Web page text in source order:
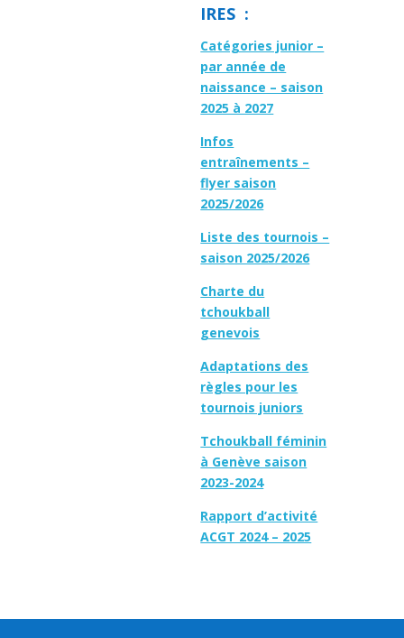
IRES :
Catégories junior –
par année de
naissance – saison
2025 à 2027
Infos
entraînements –
flyer saison
2025/2026
Liste des tournois –
saison 2025/2026
Charte du
tchoukball
genevois
Adaptations des
règles pour les
tournois juniors
Tchoukball féminin
à Genève saison
2023-2024
Rapport d’activité
ACGT 2024 – 2025